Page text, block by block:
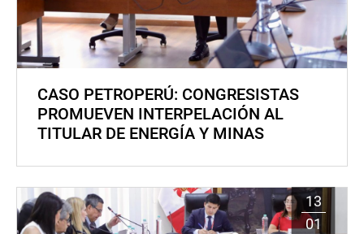
CASO PETROPERÚ: CONGRESISTAS
PROMUEVEN INTERPELACIÓN AL
TITULAR DE ENERGÍA Y MINAS
13
01